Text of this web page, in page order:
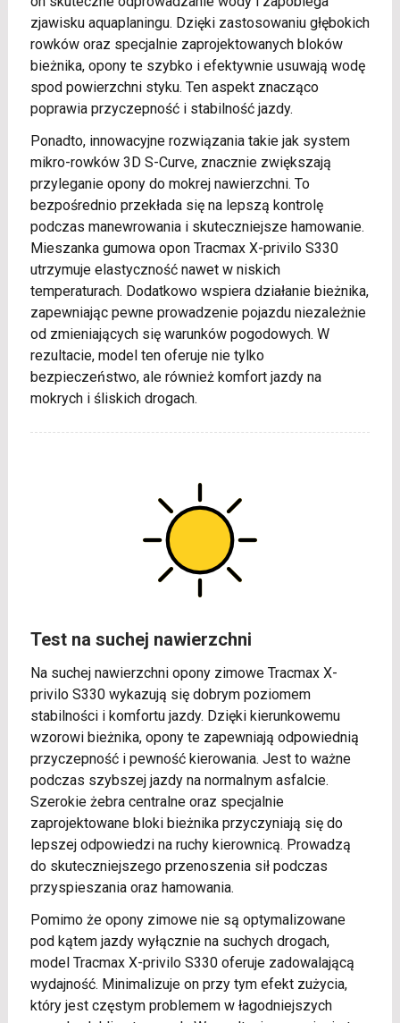
zjawisku aquaplaningu. Dzięki zastosowaniu głębokich
rowków oraz specjalnie zaprojektowanych bloków
bieżnika, opony te szybko i efektywnie usuwają wodę
spod powierzchni styku. Ten aspekt znacząco
poprawia przyczepność i stabilność jazdy.
Ponadto, innowacyjne rozwiązania takie jak system
mikro-rowków 3D S-Curve, znacznie zwiększają
przyleganie opony do mokrej nawierzchni. To
bezpośrednio przekłada się na lepszą kontrolę
podczas manewrowania i skuteczniejsze hamowanie.
Mieszanka gumowa opon Tracmax X-privilo S330
utrzymuje elastyczność nawet w niskich
temperaturach. Dodatkowo wspiera działanie bieżnika,
zapewniając pewne prowadzenie pojazdu niezależnie
od zmieniających się warunków pogodowych. W
rezultacie, model ten oferuje nie tylko
bezpieczeństwo, ale również komfort jazdy na
mokrych i śliskich drogach.
Test na suchej nawierzchni
Na suchej nawierzchni opony zimowe Tracmax X-
privilo S330 wykazują się dobrym poziomem
stabilności i komfortu jazdy. Dzięki kierunkowemu
wzorowi bieżnika, opony te zapewniają odpowiednią
przyczepność i pewność kierowania. Jest to ważne
podczas szybszej jazdy na normalnym asfalcie.
Szerokie żebra centralne oraz specjalnie
zaprojektowane bloki bieżnika przyczyniają się do
lepszej odpowiedzi na ruchy kierownicą. Prowadzą
do skuteczniejszego przenoszenia sił podczas
przyspieszania oraz hamowania.
Pomimo że opony zimowe nie są optymalizowane
pod kątem jazdy wyłącznie na suchych drogach,
model Tracmax X-privilo S330 oferuje zadowalającą
wydajność. Minimalizuje on przy tym efekt zużycia,
który jest częstym problemem w łagodniejszych